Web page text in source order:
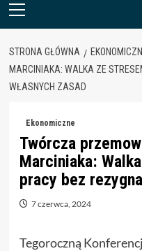
Menu
STRONA GŁÓWNA
MARCINIAKA: WALKA ZE
WŁASNYCH ZASAD
Ekonomiczne
Twórcza
Marciniaka:
pracy bez
7 czerwca, 2024
Tegoroczną